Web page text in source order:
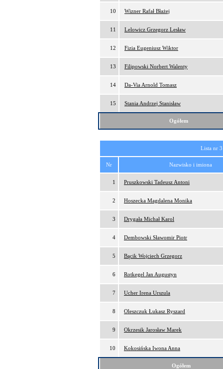
10 Wizner Rafał Błażej
11 Lelowicz Grzegorz Lesław
12 Fizia Eugeniusz Wiktor
13 Filipowski Norbert Walenty
14 Da-Via Arnold Tomasz
15 Stania Andrzej Stanisław
Ogółem
Lista nr
Nr Nazwisko i imiona
1 Pruszkowski Tadeusz Antoni
2 Hoszecka Magdalena Monika
3 Drygała Michał Karol
4 Dembowski Sławomir Piotr
5 Bącik Wojciech Grzegorz
6 Rotkegel Jan Augustyn
7 Ucher Irena Urszula
8 Oleszczuk Łukasz Ryszard
9 Okrzesik Jarosław Marek
10 Kokosińska Iwona Anna
Ogółem